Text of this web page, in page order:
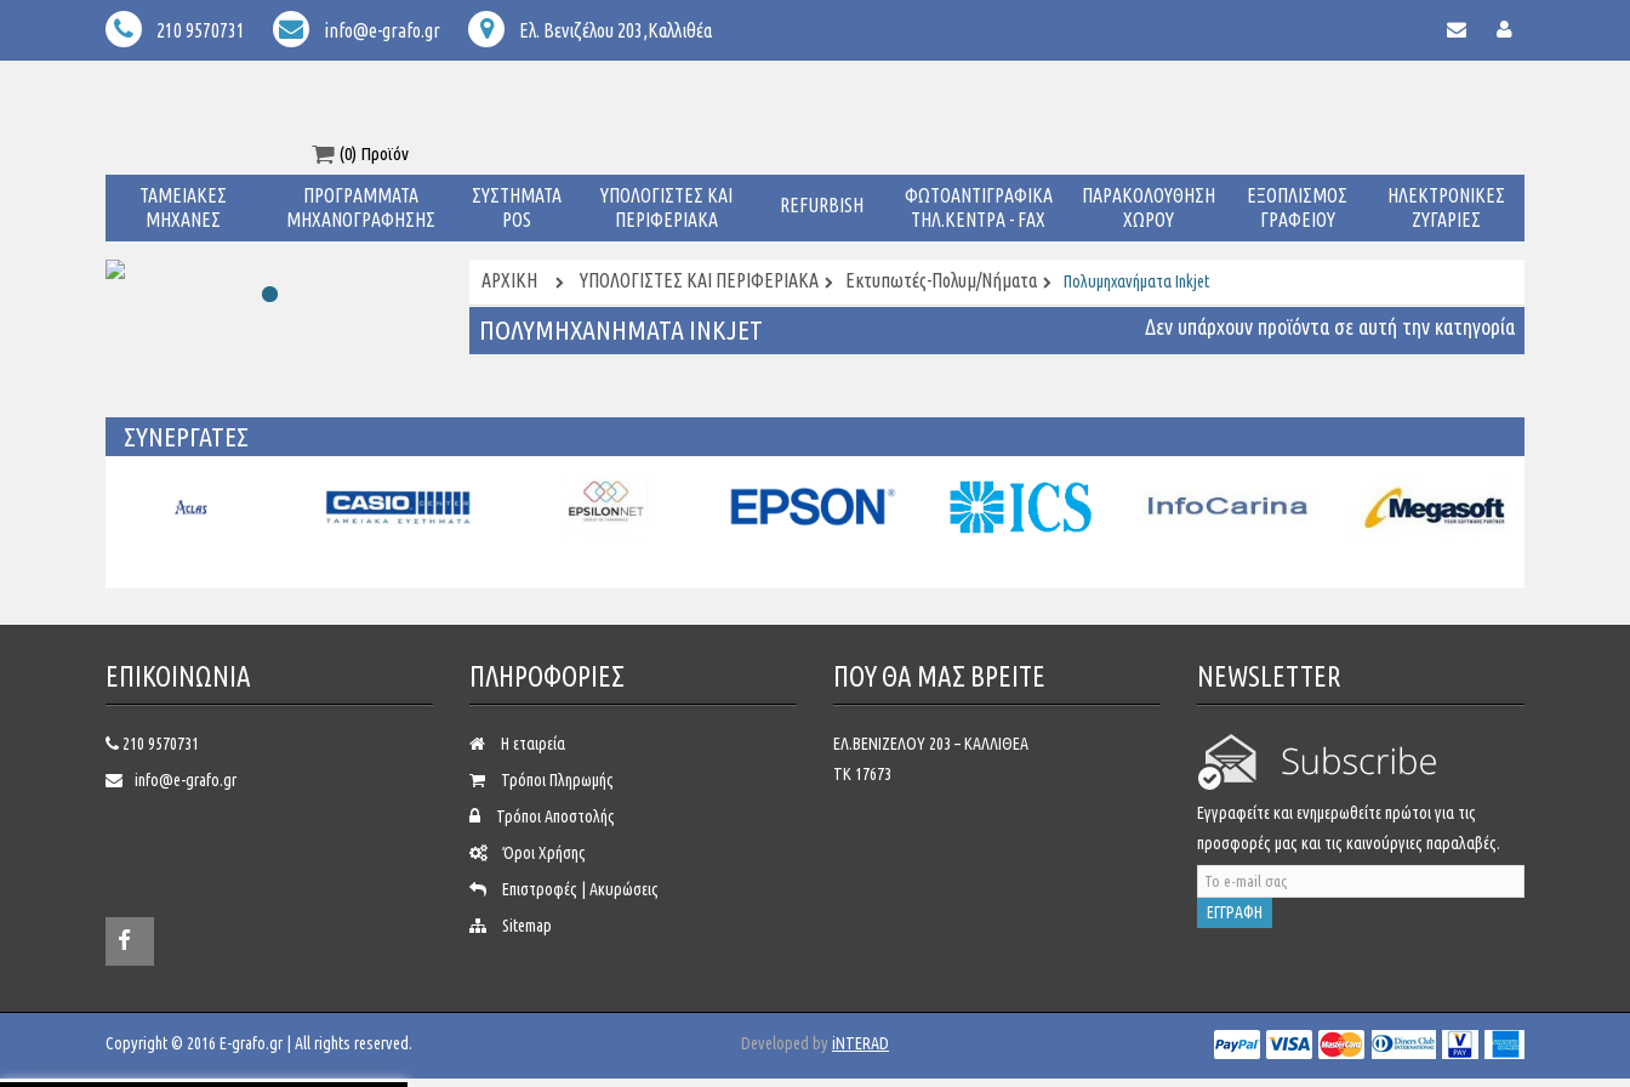
210 9570731 info@e-grafo.gr Ελ. Βενιζέλου 203,Καλλιθέα
(0) Προϊόν
ΤΑΜΕΙΑΚΕΣ
ΜΗΧΑΝΕΣ
ΠΡΟΓΡΑΜΜΑΤΑ
ΜΗΧΑΝΟΓΡΑΦΗΣΗΣ
ΣΥΣΤΗΜΑΤΑ
POS
ΥΠΟΛΟΓΙΣΤΕΣ ΚΑΙ
ΠΕΡΙΦΕΡΙΑΚΑ
REFURBISH
ΦΩΤΟΑΝΤΙΓΡΑΦΙΚΑ
ΤΗΛ.ΚΕΝΤΡΑ - FAX
ΠΑΡΑΚΟΛΟΥΘΗΣΗ
ΧΩΡΟΥ
ΕΞΟΠΛΙΣΜΟΣ
ΓΡΑΦΕΙΟΥ
ΗΛΕΚΤΡΟΝΙΚΕΣ
ΖΥΓΑΡΙΕΣ
ΑΡΧΙΚΉ ΥΠΟΛΟΓΙΣΤΕΣ ΚΑΙ ΠΕΡΙΦΕΡΙΑΚΑ Εκτυπωτές-Πολυμ/νήματα Πολυμηχανήματα Inkjet
ΠΟΛΥΜΗΧΑΝΉΜΑΤΑ INKJET Δεν υπάρχουν προϊόντα σε αυτή την κατηγορία
ΣΥΝΕΡΓΑΤΕΣ
ΕΠΙΚΟΙΝΩΝΊΑ
210 9570731
info@e-grafo.gr
ΠΛΗΡΟΦΟΡΙΕΣ
Η εταιρεία
Τρόποι Πληρωμής
Τρόποι Αποστολής
Όροι Χρήσης
Επιστροφές | Ακυρώσεις
Sitemap
ΠΟΥ ΘΑ ΜΑΣ ΒΡΕΊΤΕ
ΕΛ.ΒΕΝΙΖΕΛΟΥ 203 – ΚΑΛΛΙΘΕΑ
ΤΚ 17673
NEWSLETTER
Εγγραφείτε και ενημερωθείτε πρώτοι για τις
προσφορές μας και τις καινούργιες παραλαβές.
ΕΓΓΡΑΦΗ
Copyright © 2016 E-grafo.gr | All rights reserved. Developed by iNTERAD